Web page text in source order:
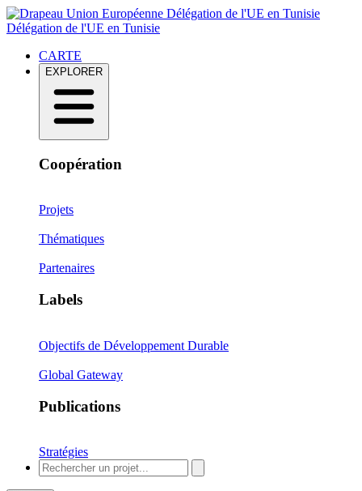
Délégation de l'UE en Tunisie
Délégation de l'UE en Tunisie
CARTE
EXPLORER
Coopération
Projets
Thématiques
Partenaires
Labels
Objectifs de Développement Durable
Global Gateway
Publications
Stratégies